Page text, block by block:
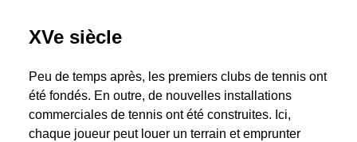
XVe siècle
Peu de temps après, les premiers clubs de tennis ont
été fondés. En outre, de nouvelles installations
commerciales de tennis ont été construites. Ici,
chaque joueur peut louer un terrain et emprunter